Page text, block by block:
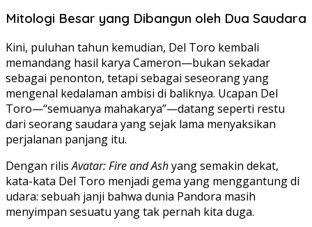
Mitologi Besar yang Dibangun oleh Dua Saudara
Kini, puluhan tahun kemudian, Del Toro kembali
memandang hasil karya Cameron—bukan sekadar
sebagai penonton, tetapi sebagai seseorang yang
mengenal kedalaman ambisi di baliknya. Ucapan Del
Toro—“semuanya mahakarya”—datang seperti restu
dari seorang saudara yang sejak lama menyaksikan
perjalanan panjang itu.
Dengan rilisAvatar: Fire and Ashyang semakin dekat,
kata-kata Del Toro menjadi gema yang menggantung di
udara: sebuah janji bahwa dunia Pandora masih
menyimpan sesuatu yang tak pernah kita duga.